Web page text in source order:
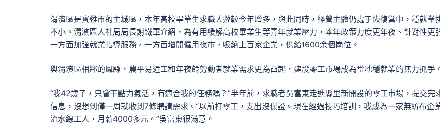
渭濱區是寶雞市的主城區，本年高校畢業生求職人數較今年增多，與此同時，經營主體仍處于恢復當中，穩就業
不小。渭濱區人社局局長謝鐵軍介紹，為有用緩解高校畢業生等青年就業壓力，本年政策力度更年夜、針對性更
一方面加強就業指導服務，一方面增開僱用夜市，吸納上百家企業，供給1600余個崗位。
與渭濱區相鄰的鳳縣，農平易近工和年夜齡勞動者就業需求更為凸起，建設零工市場成為當地穩就業的無力抓手。
“我42歲了，只會干點力氣活，有適合我的任務嗎？”半年前，求職者吳富東走進縣里新開設的零工市場，提交完
信息，沒想到僅一周就收到7條聘請需求。“以前打零工，支出沒保證。現在經過技巧培訓，我成為一家無紡布企
流水線工人，月薪4000多元。”吳富東很滿意。